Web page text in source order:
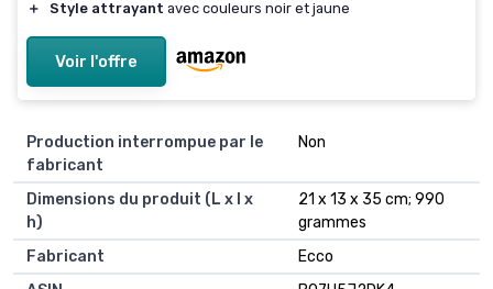
＋
Style attrayant avec couleurs noir et jaune
Voir l'offre
Production interrompue par le
fabricant
Non
Dimensions du produit (L x l x
h)
21 x 13 x 35 cm; 990
grammes
Fabricant
Ecco